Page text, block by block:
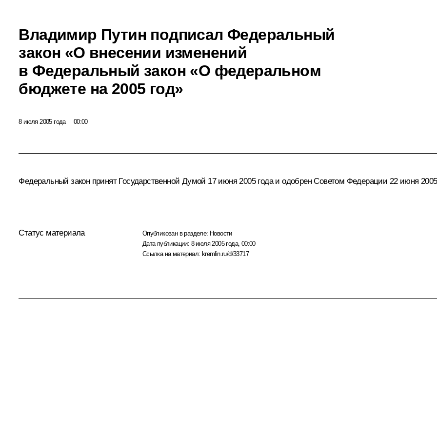
Владимир Путин подписал Федеральный
закон «О внесении изменений
в Федеральный закон «О федеральном
бюджете на 2005 год»
8 июля 2005 года 00:00
Федеральный закон принят Государственной Думой 17 июня 2005 года и одобрен Советом Федерации 22 июня
Статус материала Опубликован в разделе: Новости
Дата публикации: 8 июля 2005 года, 00:00
Ссылка на материал: kremlin.ru/d/33717